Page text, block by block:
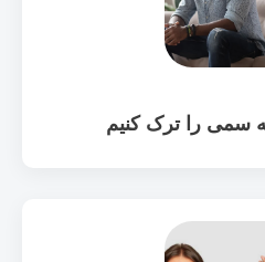
سمی را ترک کنیم